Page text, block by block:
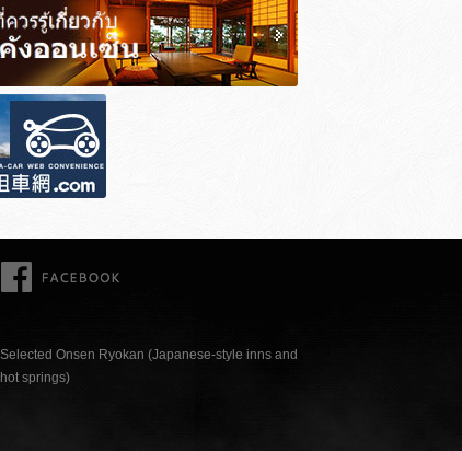
Selected Onsen Ryokan (Japanese-style inns and
hot springs)